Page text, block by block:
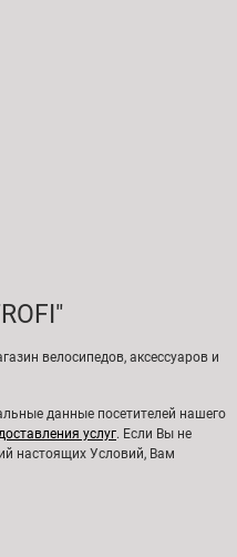
велосипедов, аксессуаров и
данные посетителей нашего
услуг. Если Вы не
настоящих Условий, Вам